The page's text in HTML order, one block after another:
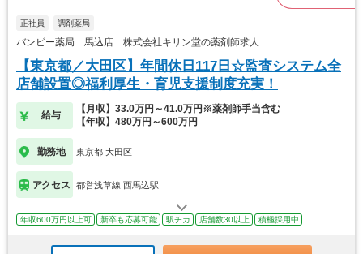
正社員 調剤薬局
バンビー薬局 馬込店 株式会社キリン堂の薬剤師求人
【東京都／大田区】年間休日117日☆監査システム全
店舗設置◎福利厚生・育児支援制度充実！
給与
【月収】33.0万円～41.0万円※薬剤師手当含む
【年収】480万円～600万円
勤務地 東京都 大田区
アクセス 都営浅草線 西馬込駅
年収600万円以上可 新卒も応募可能 駅チカ 店舗数30以上 積極採用中